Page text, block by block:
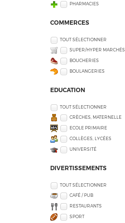
PHARMACIES
COMMERCES
TOUT SÉLECTIONNER
SUPER/HYPER MARCHÉS
BOUCHERIES
BOULANGERIES
EDUCATION
TOUT SÉLECTIONNER
CRÈCHES, MATERNELLE
ECOLE PRIMAIRE
COLLÈGES, LYCÉES
UNIVERSITÉ
DIVERTISSEMENTS
TOUT SÉLECTIONNER
CAFÉ / PUB
RESTAURANTS
SPORT